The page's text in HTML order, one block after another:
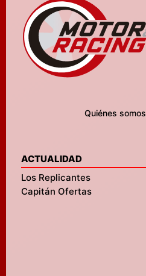
Quiénes somos
ACTUALIDAD
Los Replicantes
Capitán Ofertas